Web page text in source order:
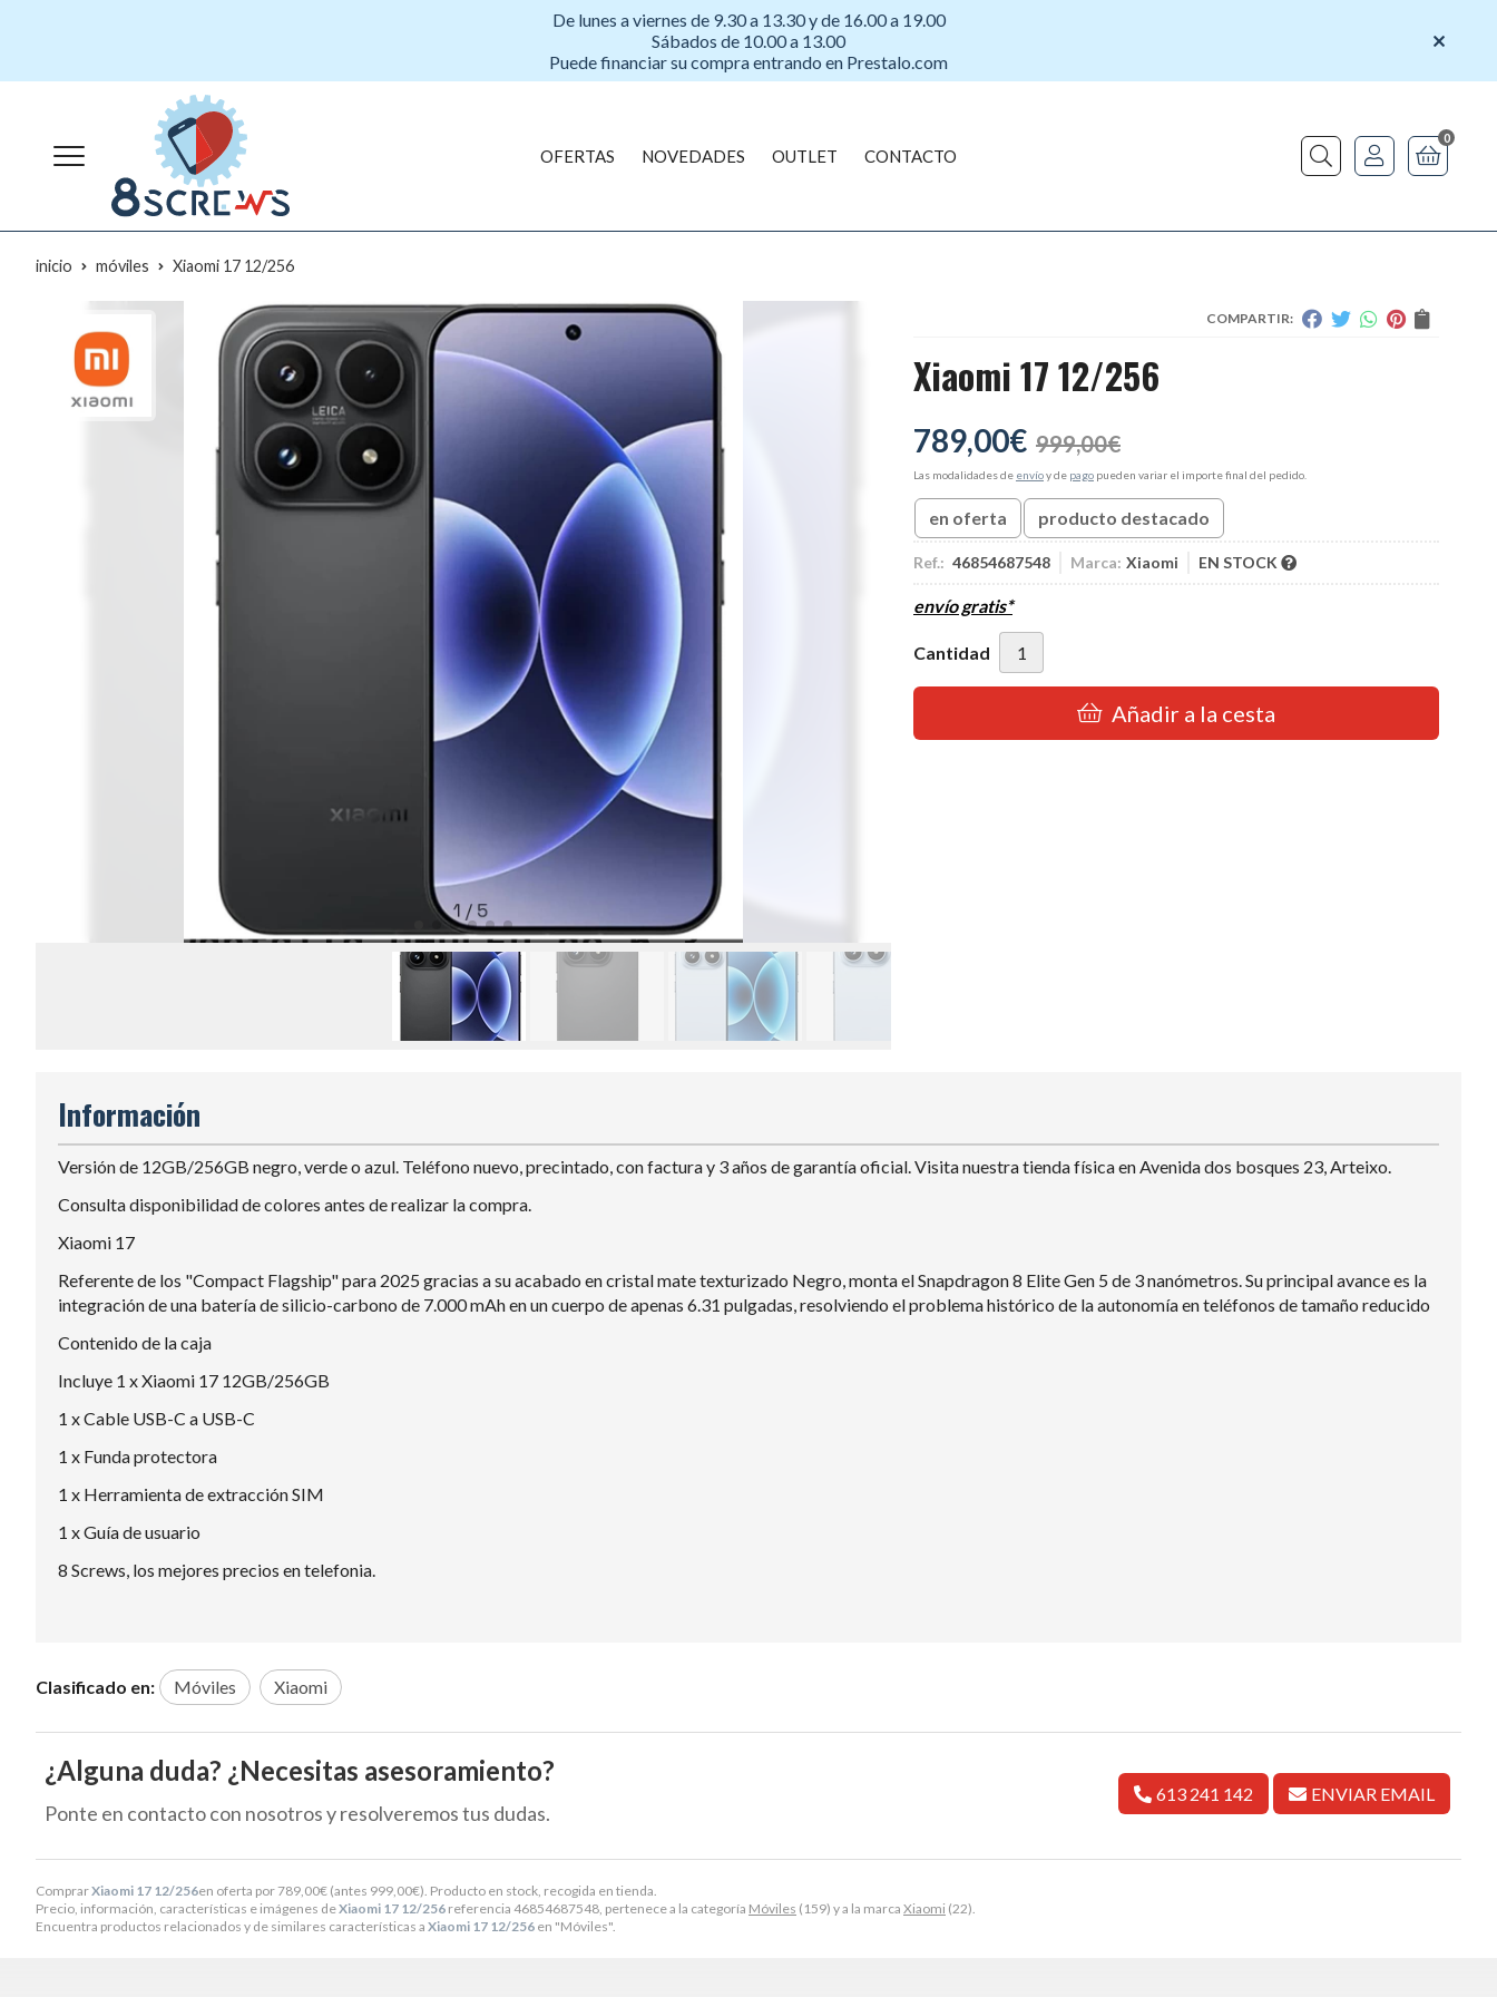
De lunes a viernes de 9.30 a 13.30 y de 16.00 a 19.00
Sábados de 10.00 a 13.00
Puede financiar su compra entrando en Prestalo.com
OFERTAS NOVEDADES OUTLET CONTACTO Buscar
0
inicio móviles Xiaomi 17 12/256
COMPARTIR:
Xiaomi 17 12/256
789,00€ 999,00€
Las modalidades de envíoy de pago pueden variar el importe final del pedido.
en oferta producto destacado
Ref.: 46854687548 Marca: Xiaomi EN STOCK
envío gratis*
Cantidad
Añadir a la cesta
ComprarXiaomi 17 12/256en oferta por789,00€ (antes 999,00€). Producto en stock, recogida en tienda.
Precio, información, características e imágenes deXiaomi 17 12/256 referencia 46854687548, pertenece a la categoría Móviles (159) y a la marca Xiaomi (22).
Encuentra productos relacionados y de similares características a Xiaomi 17 12/256 en "Móviles".
Información
Versión de 12GB/256GB negro, verde o azul. Teléfono nuevo, precintado, con factura y 3 años de garantía oficial. Visita nuestra tienda física en Avenida dos bosques 23, Arteixo.
Consulta disponibilidad de colores antes de realizar la compra.
Xiaomi 17
Referente de los "Compact Flagship" para 2025 gracias a su acabado en cristal mate texturizado Negro, monta el Snapdragon 8 Elite Gen 5 de 3 nanómetros. Su principal avance es la
integración de una batería de silicio-carbono de 7.000 mAh en un cuerpo de apenas 6.31 pulgadas, resolviendo el problema histórico de la autonomía en teléfonos de tamaño reducido
Contenido de la caja
Incluye 1 x Xiaomi 17 12GB/256GB
1 x Cable USB-C a USB-C
1 x Funda protectora
1 x Herramienta de extracción SIM
1 x Guía de usuario
8 Screws, los mejores precios en telefonia.
Clasificado en: Móviles Xiaomi
¿Alguna duda? ¿Necesitas asesoramiento?
Ponte en contacto con nosotros y resolveremos tus dudas.
613 241 142 ENVIAR EMAIL